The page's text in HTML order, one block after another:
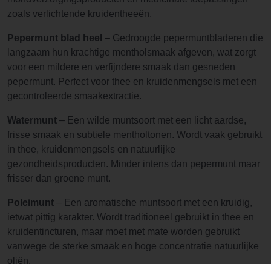
zoals verlichtende kruidentheeën.
Pepermunt blad heel – Gedroogde pepermuntbladeren die
langzaam hun krachtige mentholsmaak afgeven, wat zorgt
voor een mildere en verfijndere smaak dan gesneden
pepermunt. Perfect voor thee en kruidenmengsels met een
gecontroleerde smaakextractie.
Watermunt – Een wilde muntsoort met een licht aardse,
frisse smaak en subtiele mentholtonen. Wordt vaak gebruikt
in thee, kruidenmengsels en natuurlijke
gezondheidsproducten. Minder intens dan pepermunt maar
frisser dan groene munt.
Poleimunt – Een aromatische muntsoort met een kruidig,
ietwat pittig karakter. Wordt traditioneel gebruikt in thee en
kruidentincturen, maar moet met mate worden gebruikt
vanwege de sterke smaak en hoge concentratie natuurlijke
oliën.